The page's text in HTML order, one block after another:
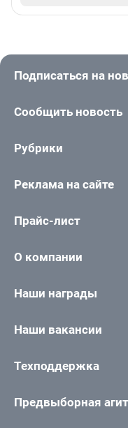
Подписаться на
Сообщить новость
Рубрики
Реклама на сайте
Прайс-лист
О компании
Наши награды
Наши вакансии
Техподдержка
Предвыборная